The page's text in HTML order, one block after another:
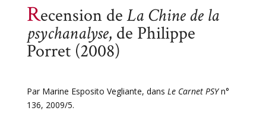
Recension deLa Chine de la
psychanalyse, de Philippe
Porret (2008)
Par Marine Esposito Vegliante, dans Le Carnet PSYn°
136, 2009/5.